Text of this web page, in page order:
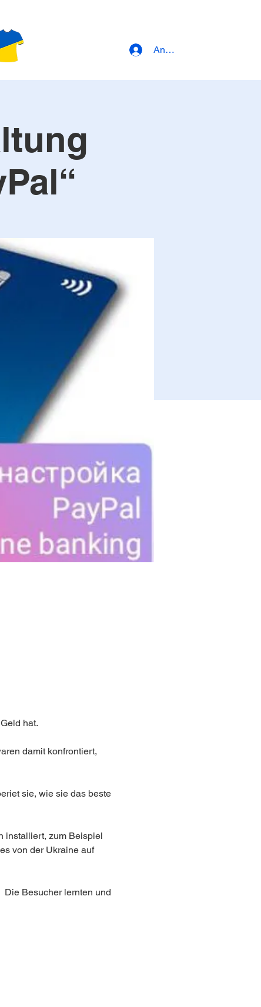
Anmeldung
hat.
damit konfrontiert,
sie, wie sie das beste
installiert, zum Beispiel
von der Ukraine auf
Die Besucher lernten und